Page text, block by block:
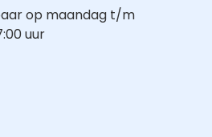
op maandag t/m
uur